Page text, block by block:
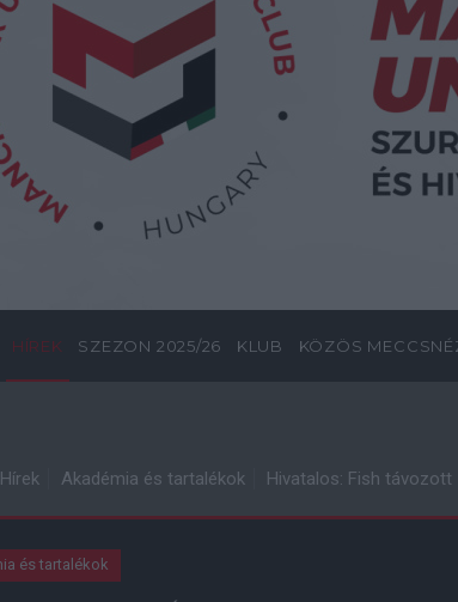
HÍREK SZEZON 2025/26 KLUB KÖZÖS
Hírek Akadémia és tartalékok Hivatalos: Fish távozott
és tartalékok